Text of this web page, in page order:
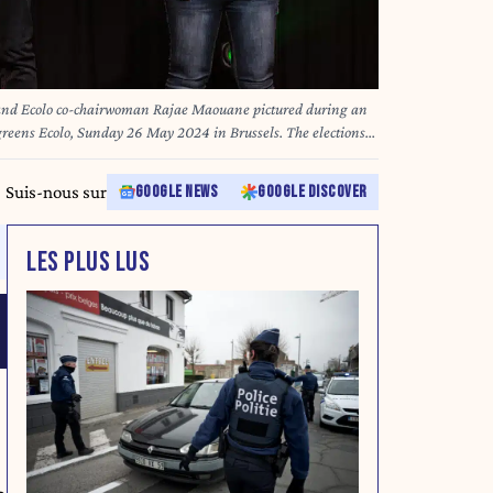
Ecolo co-chairwoman Rajae Maouane pictured during an
Ecolo, Sunday 26 May 2024 in Brussels. The elections
Representatives and Regional and Community
2024. BELGA PHOTO HATIM KAGHAT
Suis-nous sur GOOGLE NEWS GOOGLE DISCOVER
LES PLUS LUS